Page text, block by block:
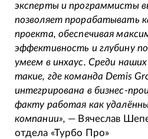
эксперты и программисты
позволяет прорабатывать
проекта, обеспечивая
эффективность и глубину
умеем в инхаус. Среди
такие, где команда Demis
интегрирована в бизнес-
факту работая как
компании», — Вячеслав
отдела «Турбо Про»